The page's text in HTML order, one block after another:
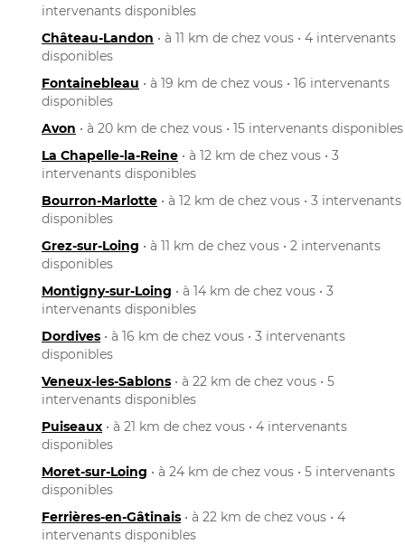
intervenants disponibles
Château-Landon • à 11 km de chez vous • 4 intervenants
disponibles
Fontainebleau • à 19 km de chez vous • 16 intervenants
disponibles
Avon • à 20 km de chez vous • 15 intervenants disponibles
La Chapelle-la-Reine • à 12 km de chez vous • 3
intervenants disponibles
Bourron-Marlotte • à 12 km de chez vous • 3 intervenants
disponibles
Grez-sur-Loing • à 11 km de chez vous • 2 intervenants
disponibles
Montigny-sur-Loing • à 14 km de chez vous • 3
intervenants disponibles
Dordives • à 16 km de chez vous • 3 intervenants
disponibles
Veneux-les-Sablons • à 22 km de chez vous • 5
intervenants disponibles
Puiseaux • à 21 km de chez vous • 4 intervenants
disponibles
Moret-sur-Loing • à 24 km de chez vous • 5 intervenants
disponibles
Ferrières-en-Gâtinais • à 22 km de chez vous • 4
intervenants disponibles